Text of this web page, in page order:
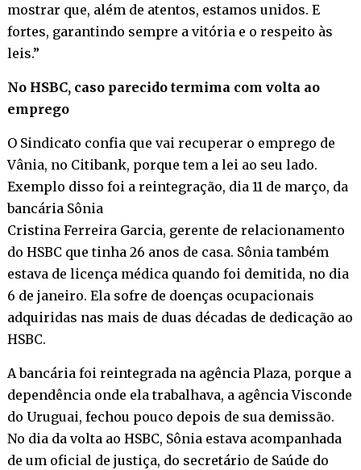
mostrar que, além de atentos, estamos unidos. E
fortes, garantindo sempre a vitória e o respeito às
leis.”
No HSBC, caso parecido termima com volta ao
emprego
O Sindicato confia que vai recuperar o emprego de
Vânia, no Citibank, porque tem a lei ao seu lado.
Exemplo disso foi a reintegração, dia 11 de março, da
bancária Sônia
Cristina Ferreira Garcia, gerente de relacionamento
do HSBC que tinha 26 anos de casa. Sônia também
estava de licença médica quando foi demitida, no dia
6 de janeiro. Ela sofre de doenças ocupacionais
adquiridas nas mais de duas décadas de dedicação ao
HSBC.
A bancária foi reintegrada na agência Plaza, porque a
dependência onde ela trabalhava, a agência Visconde
do Uruguai, fechou pouco depois de sua demissão.
No dia da volta ao HSBC, Sônia estava acompanhada
de um oficial de justiça, do secretário de Saúde do